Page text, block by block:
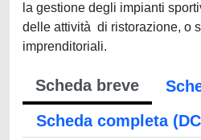
la gestione degli impianti
delle attività di ristorazione, o
imprenditoriali.
Scheda breve
Scheda completa